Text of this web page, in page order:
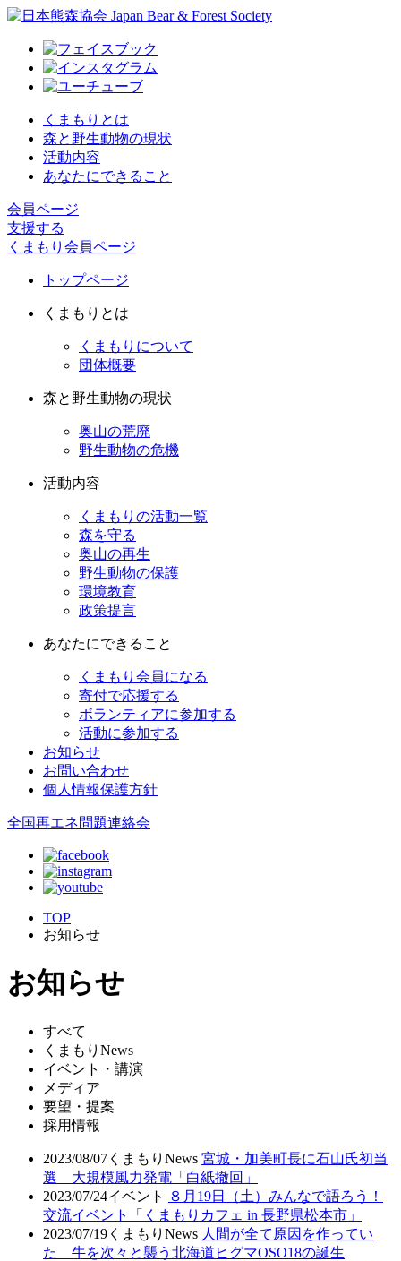
くまもりとは
森と野生動物の現状
活動内容
あなたにできること
会員ページ
支援する
くまもり会員ページ
トップページ
くまもりとは
くまもりについて
団体概要
森と野生動物の現状
奥山の荒廃
野生動物の危機
活動内容
くまもりの活動一覧
森を守る
奥山の再生
野生動物の保護
環境教育
政策提言
あなたにできること
くまもり会員になる
寄付で応援する
ボランティアに参加する
活動に参加する
お知らせ
お問い合わせ
個人情報保護方針
全国再エネ問題連絡会
TOP
お知らせ
お知らせ
すべて
くまもりNews
イベント・講演
メディア
要望・提案
採用情報
2023/08/07 くまもりNews 宮城・加美町長に石山氏初当
選 大規模風力発電「白紙撤回」
2023/07/24イベント
８月19日（土）みんなで語ろう！
交流イベント「くまもりカフェ in 長野県松本市」
2023/07/19 くまもりNews 人間が全て原因を作ってい
た 牛を次々と襲う北海道ヒグマOSO18の誕生